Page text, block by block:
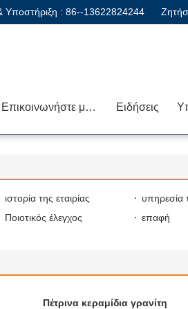
Υποστήριξη : 86--13622824244
Επικοινωνήστε μαζί μας Ειδήσεις
ιστορία της εταιρίας
υπηρεσία
Ποιοτικός έλεγχος επαφή
Πέτρινα κεραμίδια γρανίτη